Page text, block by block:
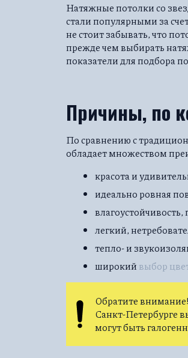
Натяжные потолки со
стали популярными за
не стоит забывать, что
прежде чем выбирать
показатели для подбора
Причины, по
По сравнению с
обладает множеством
красота и
идеально ровная
легкий,
тепло- и
широкий выбор
Обратите
Санкт-Петербурге
могут быть